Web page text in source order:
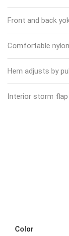
Front and back
Comfortable
Hem adjusts by
Interior storm
Color